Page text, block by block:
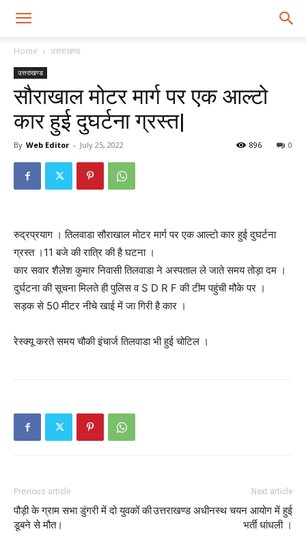
Home उत्तराखण्ड
उत्तराखण्ड
सौराखाल मोटर मार्ग पर एक आल्टो
कार हुई दुघर्टना ग्रस्त|
By Web Editor - July 25, 2022 0
896
रुद्रप्रयाग । तिलवाडा सौराखाल मोटर मार्ग पर एक आल्टो कार हुई दुघर्टना
ग्रस्त ।11 बजे की रात्रि की है घटना ।
कार सवार शैलेश कुमार निवासी तिलवाडा ने अस्पताल ले जाते समय तोड़ा दम ।
दुर्घटना की सूचना मिलते ही पुलिस व S D R F की टीम पहुंची मौके पर ।
सड़क से 50 मीटर नीचे खाई में जा गिरी है कार ।
रेस्क्यू करते समय चौकी इंचार्ज तिलवाडा भी हुई चोटिल ।
Previous article
पौड़ी के ग्राम सभा डुंगरी में दो युवकों की
डूबने से मौत।
Next article
उत्तराखण्ड अधीनस्थ चयन आयोग में हुई
भर्ती धांधली ।